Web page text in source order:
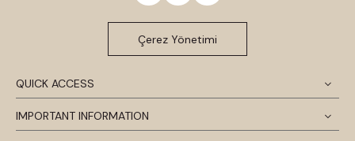
QUICK ACCESS
IMPORTANT INFORMATION
Çerez Yönetimi